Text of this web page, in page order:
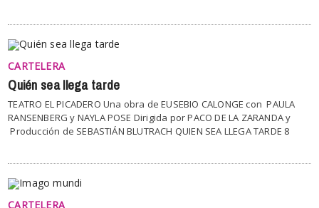
CARTELERA
Quién sea llega tarde
TEATRO EL PICADERO Una obra de EUSEBIO CALONGE con PAULA
RANSENBERG y NAYLA POSE Dirigida por PACO DE LA ZARANDA y
Producción de SEBASTIÁN BLUTRACH QUIEN SEA LLEGA TARDE 8
CARTELERA